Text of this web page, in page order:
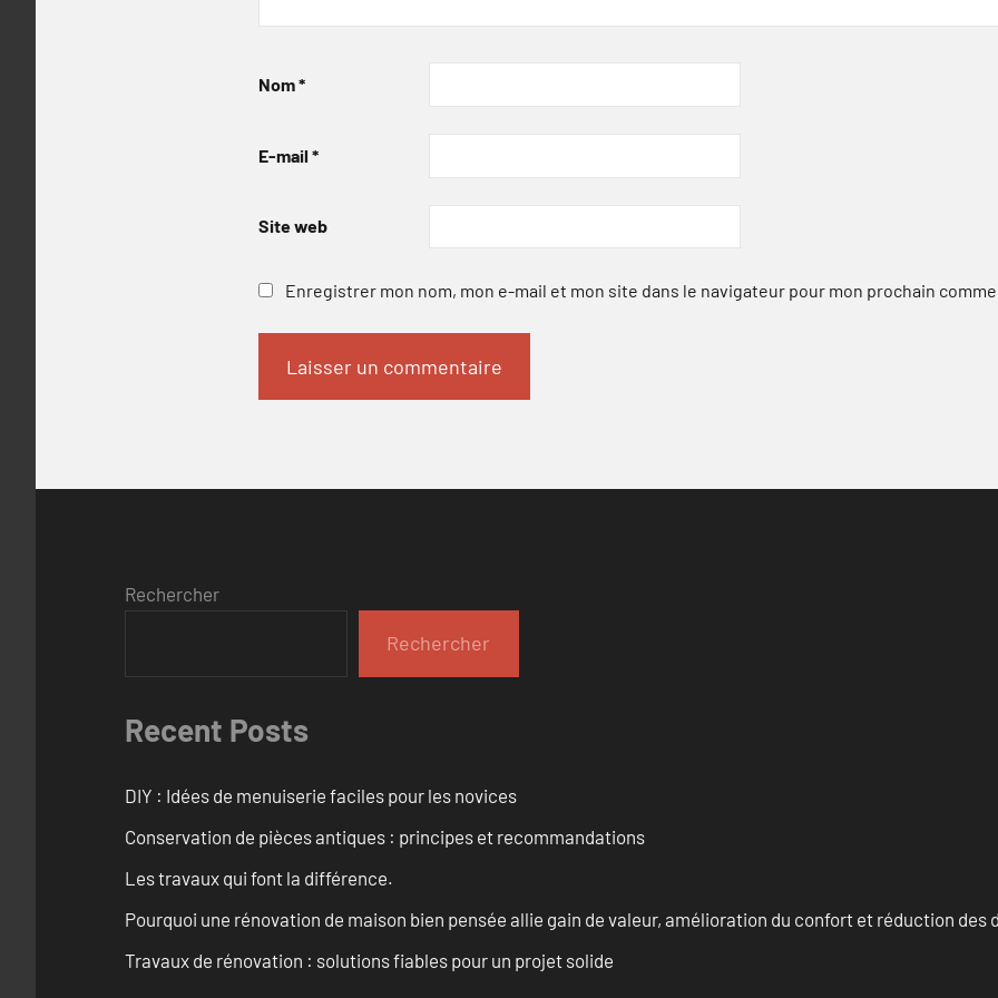
Nom*
E-mail *
Site web
Enregistrer mon nom, mon e-mail et mon site dans le navigateur pour mon prochain
Rechercher
Rechercher
Recent Posts
DIY : Idées de menuiserie faciles pour les novices
Conservation de pièces antiques : principes et recommandations
Les travaux qui font la différence.
Pourquoi une rénovation de maison bien pensée allie gain de valeur, amélioration du confort et réduction des
Travaux de rénovation : solutions fiables pour un projet solide